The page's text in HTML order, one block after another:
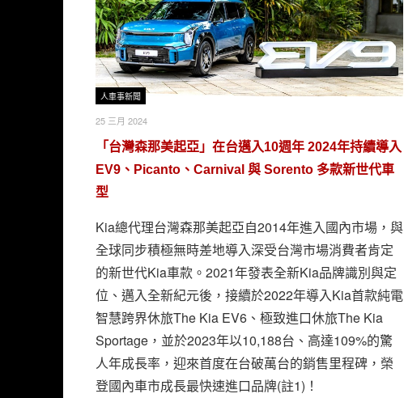
人車事新聞
25 三月 2024
「台灣森那美起亞」在台邁入10週年 2024年持續導入
EV9、Picanto、Carnival 與 Sorento 多款新世代車
型
Kia總代理台灣森那美起亞自2014年進入國內市場，與
全球同步積極無時差地導入深受台灣市場消費者肯定
的新世代Kia車款。2021年發表全新Kia品牌識別與定
位、邁入全新紀元後，接續於2022年導入Kia首款純電
智慧跨界休旅The Kia EV6、極致進口休旅The Kia
Sportage，並於2023年以10,188台、高達109%的驚
人年成長率，迎來首度在台破萬台的銷售里程碑，榮
登國內車市成長最快速進口品牌(註1)！